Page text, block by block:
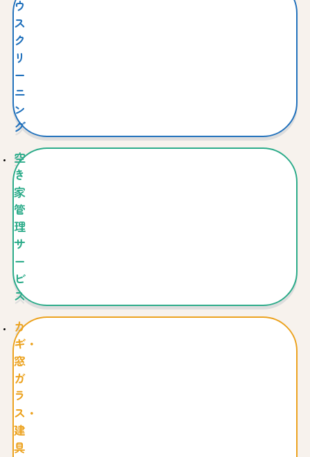
ウ
ス
ク
リ
ー
ニ
ン
グ
空
き
家
管
理
サ
ー
ビ
ス
カ
ギ・
窓
ガ
ラ
ス・
建
具